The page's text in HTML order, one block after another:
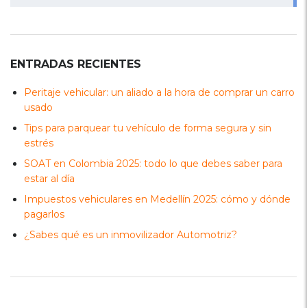
ENTRADAS RECIENTES
Peritaje vehicular: un aliado a la hora de comprar un carro
usado
Tips para parquear tu vehículo de forma segura y sin
estrés
SOAT en Colombia 2025: todo lo que debes saber para
estar al día
Impuestos vehiculares en Medellín 2025: cómo y dónde
pagarlos
¿Sabes qué es un inmovilizador Automotriz?